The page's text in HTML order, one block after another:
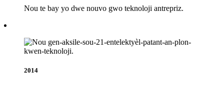
Nou te bay yo dwe nouvo gwo teknoloji antrepriz.
2014